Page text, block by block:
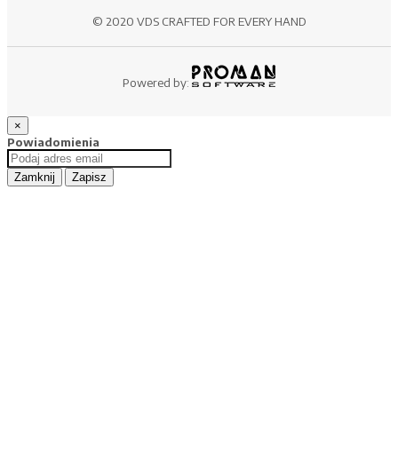
© 2020 VDS CRAFTED FOR EVERY HAND
Powered by:
×
Powiadomienia
Zamknij Zapisz